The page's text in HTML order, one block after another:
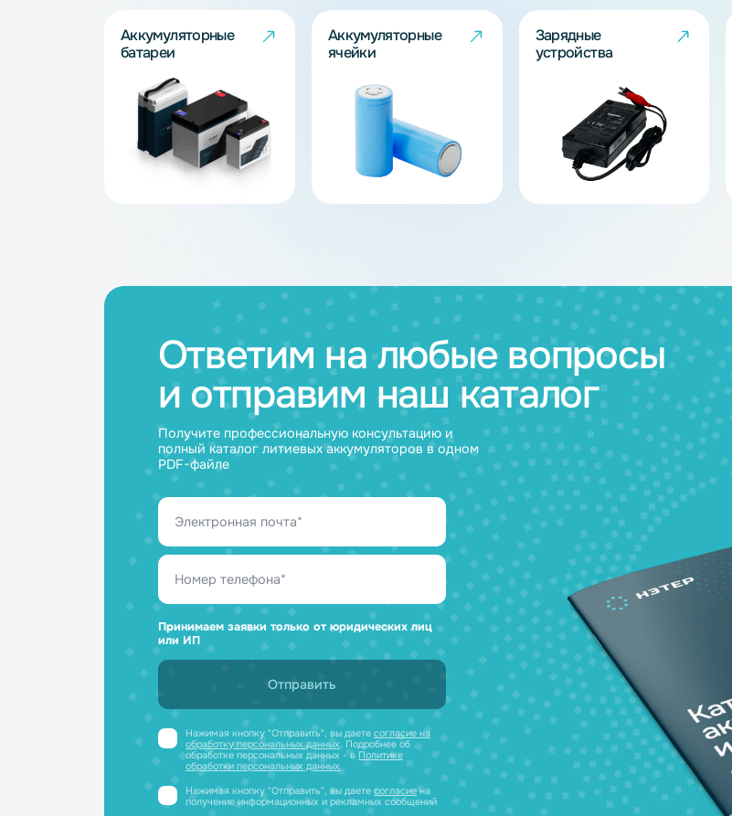
Запросить
Аккумуляторные
Аккумуляторные
ячейки
Зарядные
устройства
Ответим на любые вопросы
и отправим наш каталог
Получите профессиональную консультацию и
полный каталог литиевых аккумуляторов в одном
PDF-файле